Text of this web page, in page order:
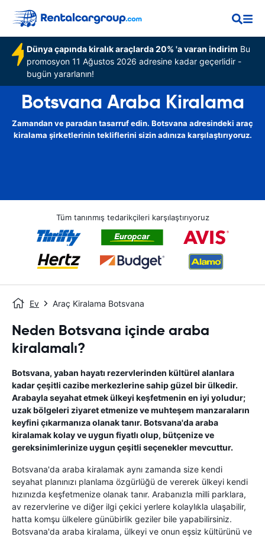
Dünya çapında kiralık araçlarda 20% 'a varan indirim Bu
promosyon 11 Ağustos 2026 adresine kadar geçerlidir -
bugün yararlanın!
Botsvana Araba Kiralama
Zamandan ve paradan tasarruf edin. Botsvana adresindeki araç
kiralama şirketlerinin tekliflerini sizin adınıza karşılaştırıyoruz.
Tüm tanınmış tedarikçileri karşılaştırıyoruz
Ev Araç Kiralama Botsvana
Neden Botsvana içinde araba
kiralamalı?
Botsvana, yaban hayatı rezervlerinden kültürel alanlara
kadar çeşitli cazibe merkezlerine sahip güzel bir ülkedir.
Arabayla seyahat etmek ülkeyi keşfetmenin en iyi yoludur;
uzak bölgeleri ziyaret etmenize ve muhteşem manzaraların
keyfini çıkarmanıza olanak tanır. Botsvana'da araba
kiralamak kolay ve uygun fiyatlı olup, bütçenize ve
gereksinimlerinize uygun çeşitli seçenekler mevcuttur.
Botsvana'da araba kiralamak aynı zamanda size kendi
seyahat planınızı planlama özgürlüğü de vererek ülkeyi kendi
hızınızda keşfetmenize olanak tanır. Arabanızla milli parklara,
av rezervlerine ve diğer ilgi çekici yerlere kolaylıkla ulaşabilir,
hatta komşu ülkelere günübirlik geziler bile yapabilirsiniz.
Botsvana'da araba kiralama, ülkeyi ve onun eşsiz kültürünü ve